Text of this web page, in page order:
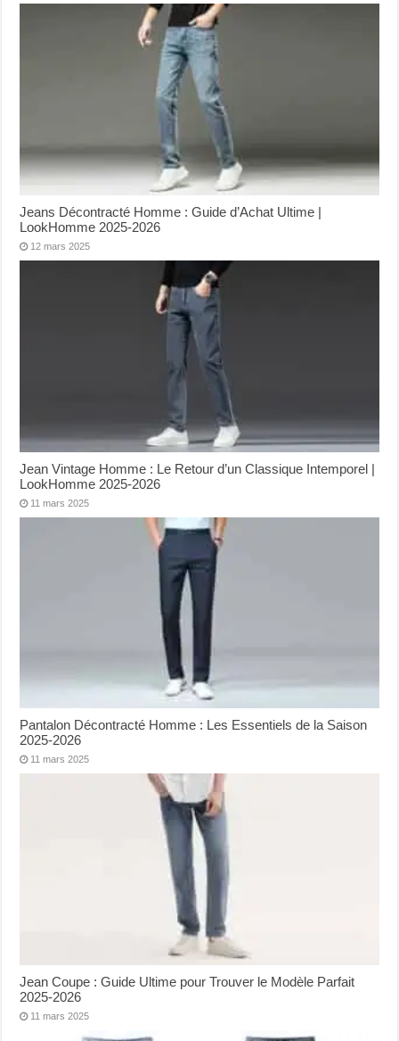
Jeans Décontracté Homme : Guide d’Achat Ultime |
LookHomme 2025-2026
12 mars 2025
Jean Vintage Homme : Le Retour d’un Classique Intemporel |
LookHomme 2025-2026
11 mars 2025
Pantalon Décontracté Homme : Les Essentiels de la Saison
2025-2026
11 mars 2025
Jean Coupe : Guide Ultime pour Trouver le Modèle Parfait
2025-2026
11 mars 2025